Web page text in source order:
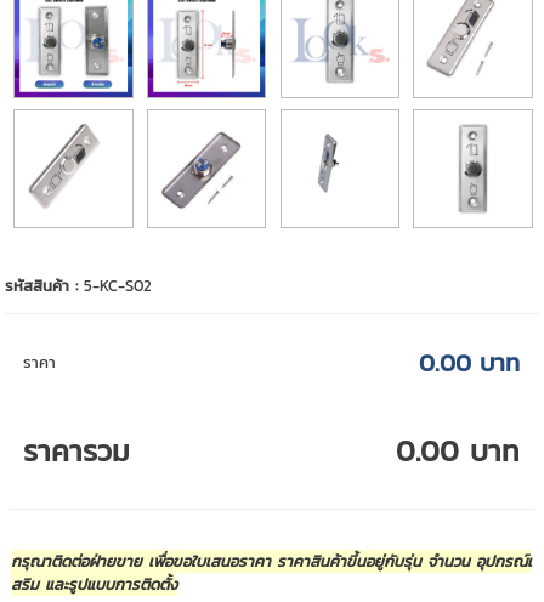
รหัสสินค้า :5-KC-S02
ราคา 0.00 บาท
ราคารวม 0.00 บาท
กรุณาติดต่อฝ่ายขาย เพื่อขอใบเสนอราคา ราคาสินค้าขึ้นอยู่กับรุ่น จำนวน อุปกรณ์เ
สริม และรูปแบบการติดตั้ง